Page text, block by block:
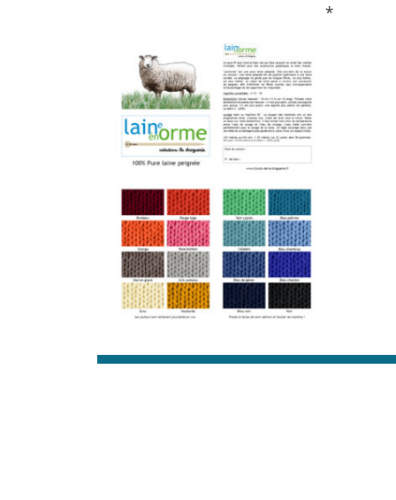
*